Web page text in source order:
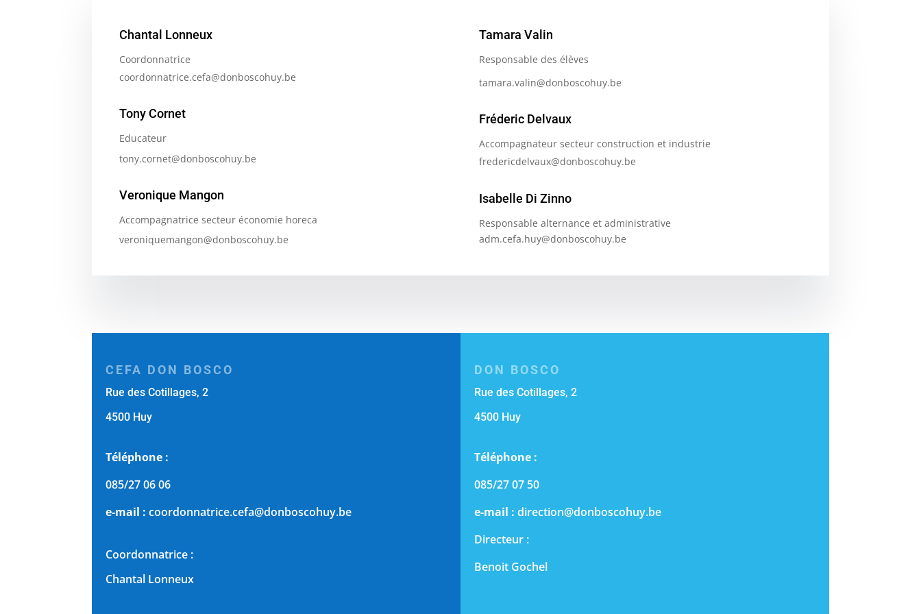
Chantal Lonneux
Coordonnatrice
coordonnatrice.cefa@donboscohuy.be
Tony Cornet
Educateur
tony.cornet@donboscohuy.be
Veronique Mangon
Accompagnatrice secteur économie horeca
veroniquemangon@donboscohuy.be
Tamara Valin
Responsable des élèves
tamara.valin@donboscohuy.be
Fréderic Delvaux
Accompagnateur secteur construction et industrie
fredericdelvaux@donboscohuy.be
Isabelle Di Zinno
Responsable alternance et administrative
adm.cefa.huy@donboscohuy.be
CEFA DON BOSCO
Rue des Cotillages, 2
4500 Huy
Téléphone :
085/27 06 06
e-mail : coordonnatrice.cefa@donboscohuy.be
Coordonnatrice :
Chantal Lonneux
DON BOSCO
Rue des Cotillages, 2
4500 Huy
Téléphone :
085/27 07 50
e-mail : direction@donboscohuy.be
Directeur :
Benoit Gochel